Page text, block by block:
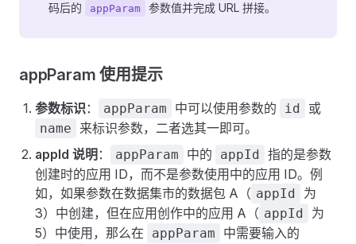
码后的
appParam 参数值并完成 URL 拼接。
appParam 使用提示
参数标识： appParam 中可以使用参数的 id 或
name
来标识参数，二者选其一即可。
appId 说明 ： appParam 中的 appId 指的是参数
创建时的应用 ID，而不是参数使用中的应用 ID。例
如，如果参数在数据集市的数据包 A（ appId
为
3）中创建，但在应用创作中的应用 A（ appId
为
5）中使用，那么在
appParam 中需要输入的